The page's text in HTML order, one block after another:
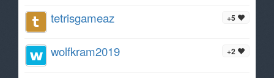
+5
tetrisgameaz
+2
wolfkram2019